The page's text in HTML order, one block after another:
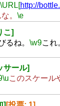
\URL[http://
。 \e
こ]
るね。 \w9これ
サール]
\uこのスケール